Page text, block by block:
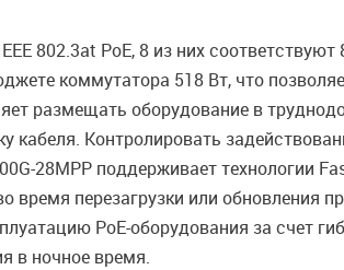
802.3at PoE, 8 из них
коммутатора 518 Вт, что
размещать оборудование в
кабеля. Контролировать
28MPP поддерживает технологии
перезагрузки или обновления
PoE-оборудования за счет
в ночное время.